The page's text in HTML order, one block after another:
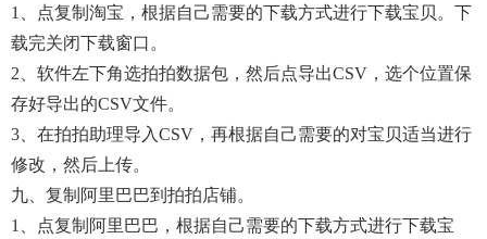
1、点复制淘宝，根据自己需要的下载方式进行下载宝贝。下
载完关闭下载窗口。
2、软件左下角选拍拍数据包，然后点导出CSV，选个位置保
存好导出的CSV文件。
3、在拍拍助理导入CSV，再根据自己需要的对宝贝适当进行
修改，然后上传。
九、复制阿里巴巴到拍拍店铺。
1、点复制阿里巴巴，根据自己需要的下载方式进行下载宝